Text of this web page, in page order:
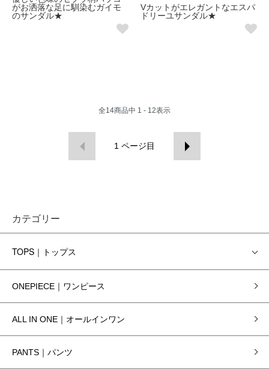
がお洒落な足に馴染むガイモ
のサンダル★
Vカットがエレガントなエスパ
ドリーユサンダル★
全14商品中 1 - 12表示
1 ページ目
カテゴリー
TOPS｜トップス
ONEPIECE｜ワンピース
ALL IN ONE｜オールインワン
PANTS｜パンツ